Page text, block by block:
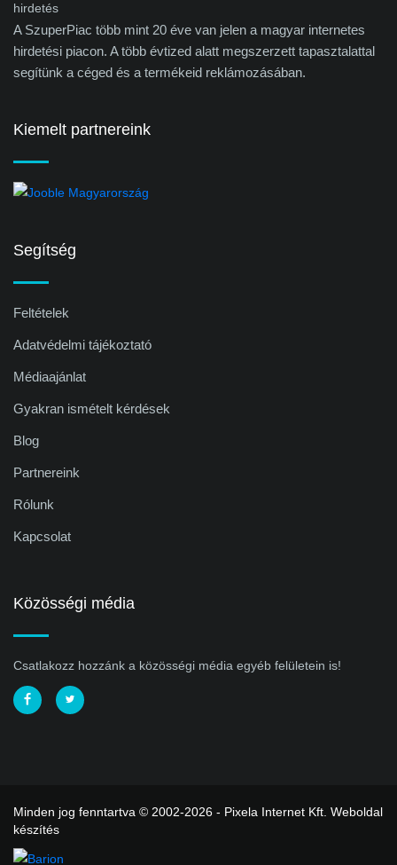
A SzuperPiac több mint 20 éve van jelen a magyar internetes
hirdetési piacon. A több évtized alatt megszerzett tapasztalattal
segítünk a céged és a termékeid reklámozásában.
Kiemelt partnereink
Segítség
Feltételek
Adatvédelmi tájékoztató
Médiaajánlat
Gyakran ismételt kérdések
Blog
Partnereink
Rólunk
Kapcsolat
Közösségi média
Csatlakozz hozzánk a közösségi média egyéb felületein is!
Minden jog fenntartva © 2002-2026 - Pixela Internet Kft. Weboldal
készítés